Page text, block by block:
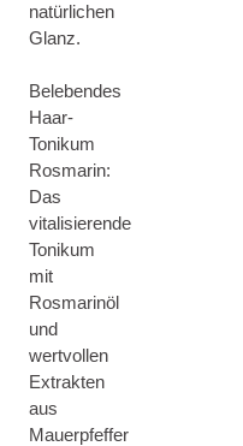
natürlichen
Glanz.
Belebendes
Haar-
Tonikum
Rosmarin:
Das
vitalisierende
Tonikum
mit
Rosmarinöl
und
wertvollen
Extrakten
aus
Mauerpfeffer